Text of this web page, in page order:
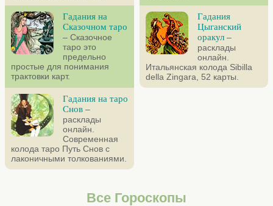
Гадания на
Сказочном таро
– Сказочное
таро это
предельно
простые для понимания
трактовки карт.
Гадания
Цыганский
оракул –
расклады
онлайн.
Итальянская колода Sibilla
della Zingara, 52 карты.
Гадания на таро
Снов –
расклады
онлайн.
Современная
колода таро Путь Снов с
лаконичными толкованиями.
Все Гороскопы